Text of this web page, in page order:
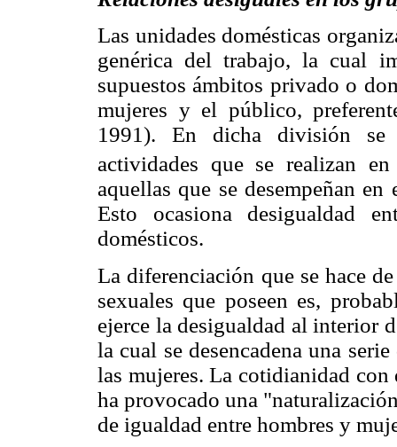
Las unidades domésticas
genérica del trabajo, la cual
supuestos ámbitos privado o
mujeres y el público,
1991). En dicha división se
actividades que se realizan
aquellas que se desempeñan
Esto ocasiona desigualdad
domésticos.
La diferenciación que se hace
sexuales que poseen es,
ejerce la desigualdad al interior
la cual se desencadena una
las mujeres. La cotidianidad con
ha provocado una
de igualdad entre hombres y